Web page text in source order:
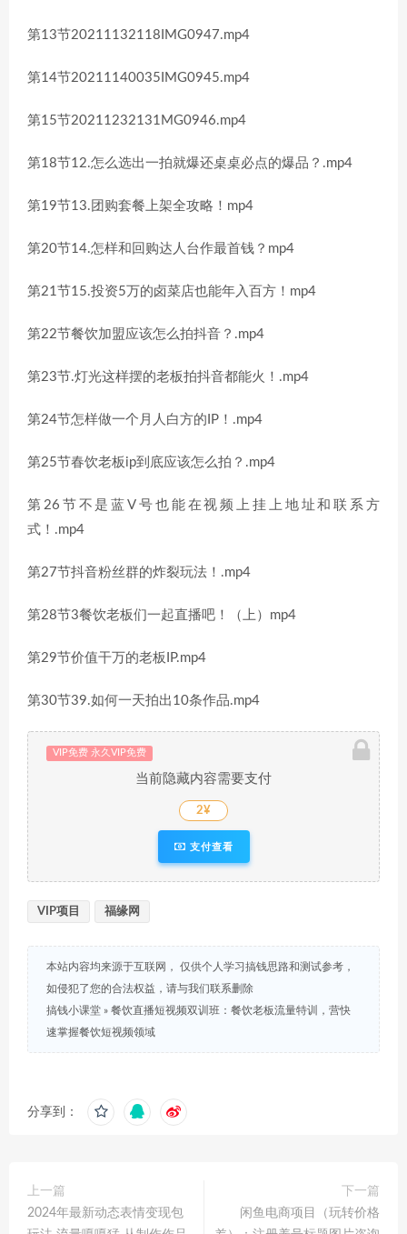
第13节20211132118IMG0947.mp4
第14节20211140035IMG0945.mp4
第15节20211232131MG0946.mp4
第18节12.怎么选出一拍就爆还桌桌必点的爆品？.mp4
第19节13.团购套餐上架全攻略！mp4
第20节14.怎样和回购达人台作最首钱？mp4
第21节15.投资5万的卤菜店也能年入百方！mp4
第22节餐饮加盟应该怎么拍抖音？.mp4
第23节.灯光这样摆的老板拍抖音都能火！.mp4
第24节怎样做一个月人白方的IP！.mp4
第25节春饮老板ip到底应该怎么拍？.mp4
第26节不是蓝V号也能在视频上挂上地址和联系方
式！.mp4
第27节抖音粉丝群的炸裂玩法！.mp4
第28节3餐饮老板们一起直播吧！（上）mp4
第29节价值干万的老板IP.mp4
第30节39.如何一天拍出10条作品.mp4
VIP免费 永久VIP免费
当前隐藏内容需要支付
2¥
支付查看
VIP项目 福缘网
本站内容均来源于互联网， 仅供个人学习搞钱思路和测试参考，
如侵犯了您的合法权益，请与我们联系删除
搞钱小课堂 » 餐饮直播短视频双训班：餐饮老板流量特训，营快
速掌握餐饮短视频领域
分享到：
上一篇
2024年最新动态表情变现包
下一篇
闲鱼电商项目（玩转价格